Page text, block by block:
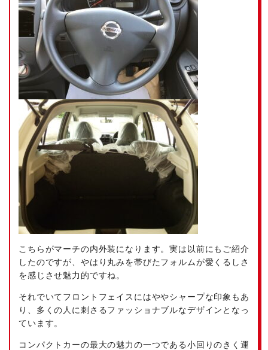
こちらがマーチの内外装になります。実は以前にもご紹介
したのですが、やはり丸みを帯びたフォルムが愛くるしさ
を感じさせ魅力的ですね。
それでいてフロントフェイスにはややシャープな印象もあ
り、多くの人に刺さるファッショナブルなデザインとなっ
ています。
コンパクトカーの最大の魅力の一つである小回りのきく運